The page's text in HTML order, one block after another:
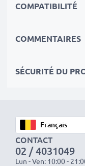
Le choix durable
mais aussi de
Veuillez noter: >>
lithium-ion avec
ou plus)
mais conviendra
COMPATIBILITÉ
COMMENTAIRES
SÉCURITÉ DU
CONTACT
02 / 4031049
Lun - Ven: 10:00 -